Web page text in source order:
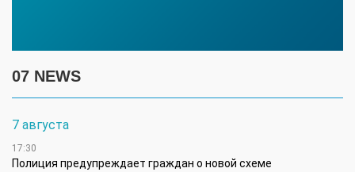
07 NEWS
7 августа
17:30
Полиция предупреждает граждан о новой схеме